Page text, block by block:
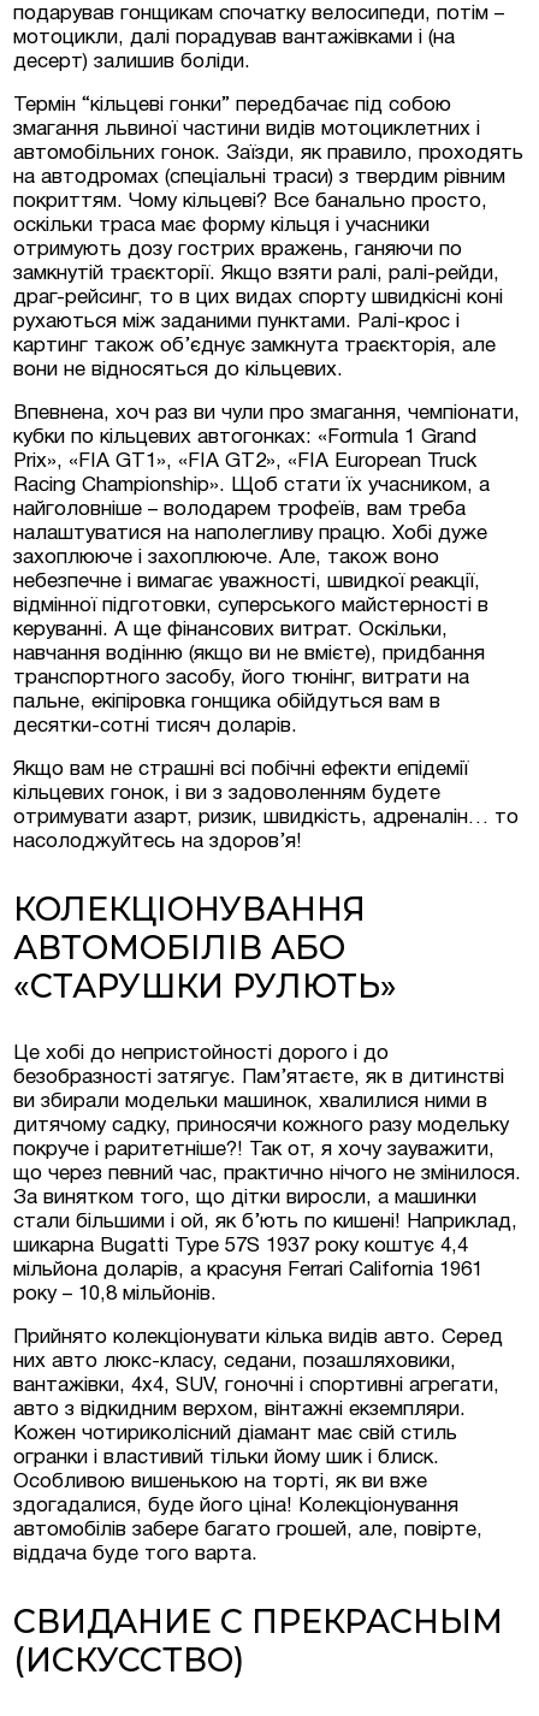
подарував гонщикам спочатку велосипеди, потім –
мотоцикли, далі порадував вантажівками і (на
десерт) залишив боліди.
Термін “кільцеві гонки” передбачає під собою
змагання львиної частини видів мотоциклетних і
автомобільних гонок. Заїзди, як правило, проходять
на автодромах (спеціальні траси) з твердим рівним
покриттям. Чому кільцеві? Все банально просто,
оскільки траса має форму кільця і учасники
отримують дозу гострих вражень, ганяючи по
замкнутій траєкторії. Якщо взяти ралі, ралі-рейди,
драг-рейсинг, то в цих видах спорту швидкісні коні
рухаються між заданими пунктами. Ралі-крос і
картинг також об’єднує замкнута траєкторія, але
вони не відносяться до кільцевих.
Впевнена, хоч раз ви чули про змагання, чемпіонати,
кубки по кільцевих автогонках: «Formula 1 Grand
Prix», «FIA GT1», «FIA GT2», «FIA European Truck
Racing Championship». Щоб стати їх учасником, а
найголовніше – володарем трофеїв, вам треба
налаштуватися на наполегливу працю. Хобі дуже
захоплююче і захоплююче. Але, також воно
небезпечне і вимагає уважності, швидкої реакції,
відмінної підготовки, суперського майстерності в
керуванні. А ще фінансових витрат. Оскільки,
навчання водінню (якщо ви не вмієте), придбання
транспортного засобу, його тюнінг, витрати на
пальне, екіпіровка гонщика обійдуться вам в
десятки-сотні тисяч доларів.
Якщо вам не страшні всі побічні ефекти епідемії
кільцевих гонок, і ви з задоволенням будете
отримувати азарт, ризик, швидкість, адреналін… то
насолоджуйтесь на здоров’я!
КОЛЕКЦІОНУВАННЯ
АВТОМОБІЛІВ АБО
«СТАРУШКИ РУЛЮТЬ»
Це хобі до непристойності дорого і до
безобразності затягує. Пам’ятаєте, як в дитинстві
ви збирали модельки машинок, хвалилися ними в
дитячому садку, приносячи кожного разу модельку
покруче і раритетніше?! Так от, я хочу зауважити,
що через певний час, практично нічого не змінилося.
За винятком того, що дітки виросли, а машинки
стали більшими і ой, як б’ють по кишені! Наприклад,
шикарна Bugatti Type 57S 1937 року коштує 4,4
мільйона доларів, а красуня Ferrari California 1961
року – 10,8 мільйонів.
Прийнято колекціонувати кілька видів авто. Серед
них авто люкс-класу, седани, позашляховики,
вантажівки, 4х4, SUV, гоночні і спортивні агрегати,
авто з відкидним верхом, вінтажні екземпляри.
Кожен чотириколісний діамант має свій стиль
огранки і властивий тільки йому шик і блиск.
Особливою вишенькою на торті, як ви вже
здогадалися, буде його ціна! Колекціонування
автомобілів забере багато грошей, але, повірте,
віддача буде того варта.
СВИДАНИЕ С ПРЕКРАСНЫМ
(ИСКУССТВО)